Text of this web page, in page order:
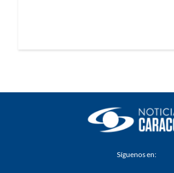
Síguenos en: